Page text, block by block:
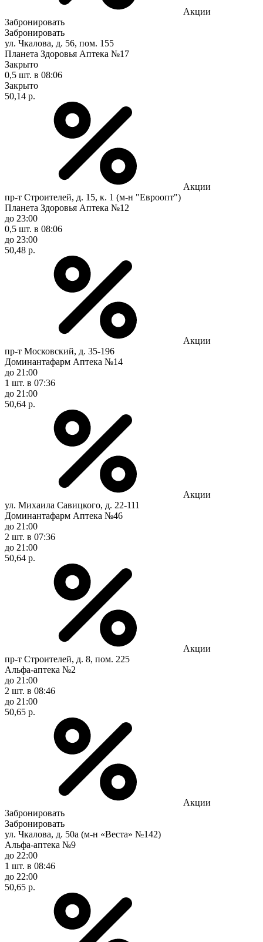
Акции
Забронировать
Забронировать
ул. Чкалова, д. 56, пом. 155
Планета Здоровья Аптека №17
Закрыто
0,5 шт. в 08:06
Закрыто
50,14 р.
Акции
пр-т Строителей, д. 15, к. 1 (м-н "Евроопт")
Планета Здоровья Аптека №12
до 23:00
0,5 шт. в 08:06
до 23:00
50,48 р.
Акции
пр-т Московский, д. 35-196
Доминантафарм Аптека №14
до 21:00
1 шт. в 07:36
до 21:00
50,64 р.
Акции
ул. Михаила Савицкого, д. 22-111
Доминантафарм Аптека №46
до 21:00
2 шт. в 07:36
до 21:00
50,64 р.
Акции
пр-т Строителей, д. 8, пом. 225
Альфа-аптека №2
до 21:00
2 шт. в 08:46
до 21:00
50,65 р.
Акции
Забронировать
Забронировать
ул. Чкалова, д. 50а (м-н «Веста» №142)
Альфа-аптека №9
до 22:00
1 шт. в 08:46
до 22:00
50,65 р.